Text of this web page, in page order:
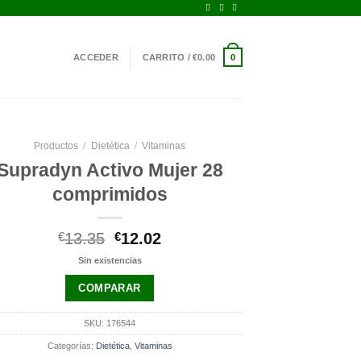
ACCEDER CARRITO / €0.00 0
Productos / Dietética / Vitaminas
Activo Mujer 28
comprimidos
€13.35 El
precio
era:
€13.35.
€12.02
Sin existencias
COMPARAR
SKU: 176544
Categorías: Dietética, Vitaminas